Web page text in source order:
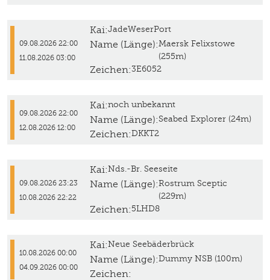
09.08.2026 22:00
11.08.2026 03:00
Kai:JadeWeserPort
Name (Länge):Maersk Felixstowe
(255m)
Zeichen:3E6052
09.08.2026 22:00
12.08.2026 12:00
Kai:noch unbekannt
Name (Länge):Seabed Explorer (24m)
Zeichen:DKKT2
09.08.2026 23:23
10.08.2026 22:22
Kai:Nds.-Br. Seeseite
Name (Länge):Rostrum Sceptic
(229m)
Zeichen:5LHD8
10.08.2026 00:00
04.09.2026 00:00
Kai:Neue Seebäderbrück
Name (Länge):Dummy NSB (100m)
Zeichen: